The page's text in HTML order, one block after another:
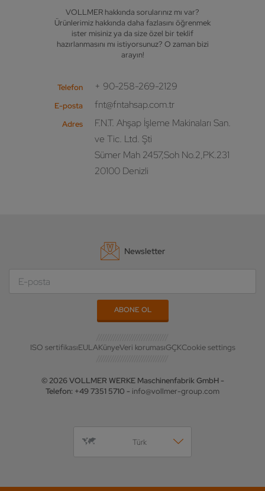
VOLLMER hakkında sorularınız mı var?
Ürünlerimiz hakkında daha fazlasını öğrenmek
ister misiniz ya da size özel bir teklif
hazırlanmasını mı istiyorsunuz? O zaman bizi
arayın!
Telefon + 90-258-269-2129
E-posta fnt@fntahsap.com.tr
Adres
F.N.T. Ahşap İşleme Makinaları San.
ve Tic. Ltd. Şti
Sümer Mah 2457,Soh No.2,PK.231
20100 Denizli
Newsletter
ISO sertifikasıEULAKünyeVeri korumasıGÇKCookie settings
© 2026 VOLLMER WERKE Maschinenfabrik GmbH -
Telefon: +49 7351 5710 - info@vollmer-group.com
Türk